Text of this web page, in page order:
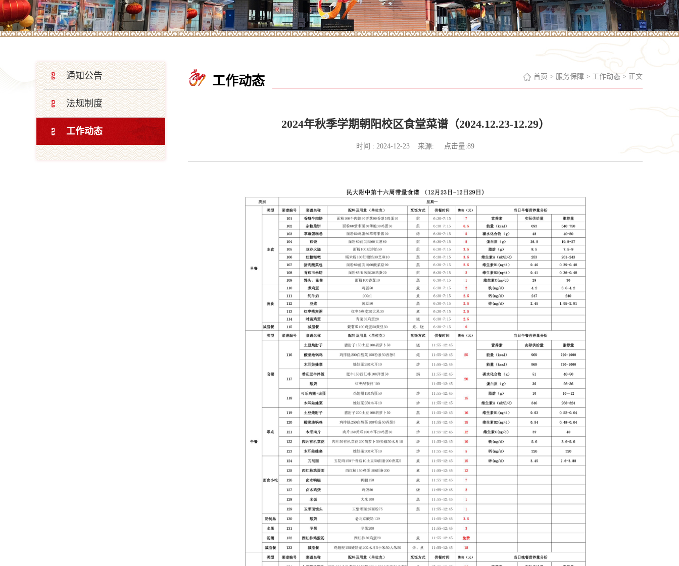
通知公告
法规制度
工作动态
首页 > 服务保障 > 工作动态 > 正文
工作动态
2024年秋季学期朝阳校区食堂菜谱（2024.12.23-12.29）
时间 : 2024-12-23 来源: 点击量:89